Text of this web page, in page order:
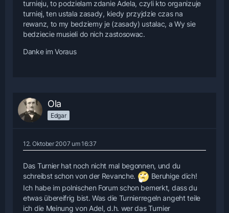
turnieju, to podzielam zdanie Adela, czyli kto organizuje
turniej, ten ustala zasady, kiedy przyjdzie czas na
rewanz, to my bedziemy je (zasady) ustalac, a Wy sie
bedziecie musieli do nich zastosowac.
Danke im Voraus
Ola
Edgar
12. Oktober 2007 um 16:37
Das Turnier hat noch nicht mal begonnen, und du
schreibst schon von der Revanche.
Beruhige dich!
Ich habe im polnischen Forum schon bemerkt, dass du
etwas übereifrig bist. Was die Turnierregeln angeht teile
ich die Meinung von Adel, d.h. wer das Turnier